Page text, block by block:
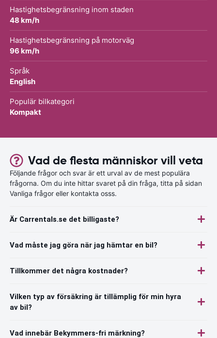
Hastighetsbegränsning inom staden
48 km/h
Hastighetsbegränsning på motorväg
96 km/h
Språk
English
Populär bilkategori
Kompakt
Vad de flesta människor vill veta
Följande frågor och svar är ett urval av de mest populära
frågorna. Om du inte hittar svaret på din fråga, titta på sidan
Vanliga frågor eller kontakta osss.
Är Carrentals.se det billigaste?
Vad måste jag göra när jag hämtar en bil?
Tillkommer det några kostnader?
Vilken typ av försäkring är tillämplig för min hyra
av bil?
Vad innebär Bekymmers-fri märkning?